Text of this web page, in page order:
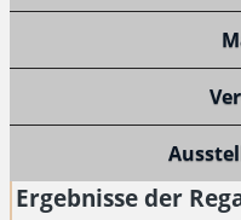
Ergebnisse der